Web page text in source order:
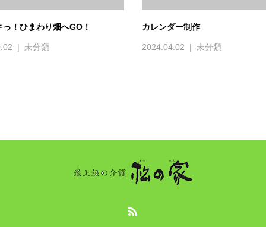
っ！ひまわり畑へGO！
未分類
カレンダー制作
2024.04.02 未分類